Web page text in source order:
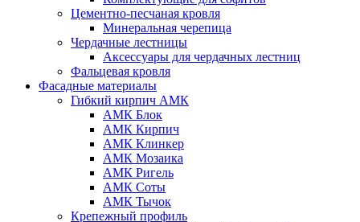
Цементно-песчаная кровля
Минеральная черепица
Чердачные лестницы
Аксессуары для чердачных лестниц
Фальцевая кровля
Фасадные материалы
Гибкий кирпич АМК
АМК Блок
АМК Кирпич
АМК Клинкер
АМК Мозаика
АМК Ригель
АМК Соты
АМК Тычок
Крепежный профиль